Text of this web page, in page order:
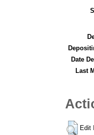
Date
Last
Edit